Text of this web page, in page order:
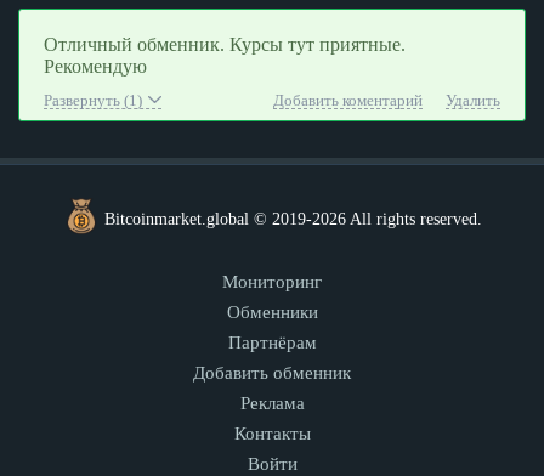
Отличный обменник. Курсы тут приятные.
Рекомендую
Развернуть (1) Добавить коментарий Удалить
Bitcoinmarket.global © 2019-2026 All rights reserved.
Мониторинг
Обменники
Партнёрам
Добавить обменник
Реклама
Контакты
Войти